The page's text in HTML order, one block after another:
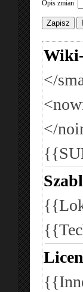
Opis zmian
</
</